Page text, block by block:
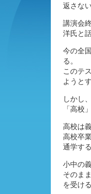
返さない
講演会
洋氏と
今の全
る。
このテ
ようと
しかし
「高校
高校は
高校卒
通学す
小中の
そのま
を受ける